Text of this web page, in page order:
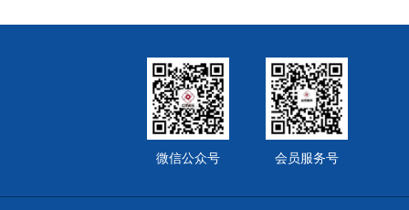
微信公众号 会员服务号